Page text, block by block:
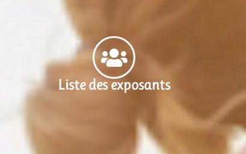
Liste des exposants